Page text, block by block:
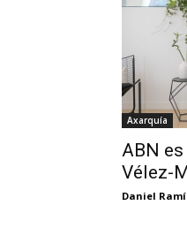
Axarquía
ABN
Vélez-
Daniel